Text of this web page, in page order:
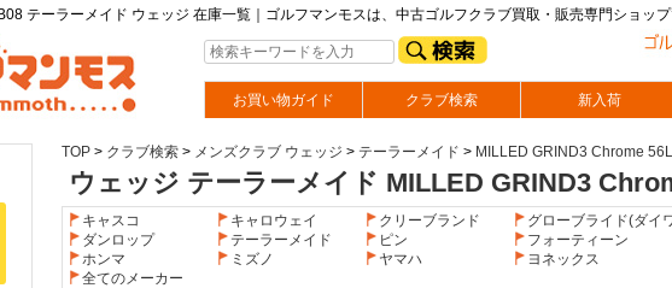
テーラーメイド ウェッジ 在庫一覧｜ゴルフマンモスは、中古ゴルフクラブ買取・販売専門ショッ
お買い物ガイド クラブ検索 新入荷
TOP> クラブ検索> メンズクラブ ウェッジ > テーラーメイド > MILLED GRIND3 Chrome
ウェッジ テーラーメイド MILLED GRIND3
キャスコ キャロウェイ クリーブランド グローブライド(ダイ
ダンロップ
テーラーメイド ピン フォーティーン
ホンマ
ミズノ ヤマハ
ヨネックス
全てのメーカー